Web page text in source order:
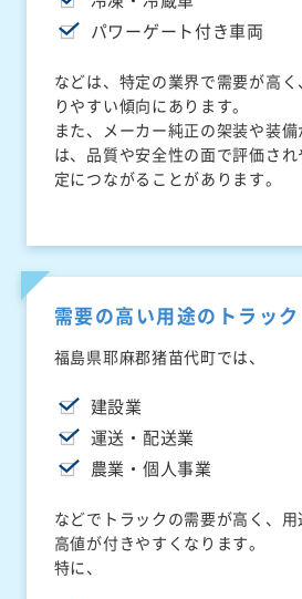
パワーゲート付き車両
などは、特定の業界で需要が高
りやすい傾向にあります。
また、メーカー純正の架装や装
は、品質や安全性の面で評価さ
定につながることがあります。
需要の高い用途のトラック
福島県耶麻郡猪苗代町では、
建設業
運送・配送業
農業・個人事業
などでトラックの需要が高く、
高値が付きやすくなります。
特に、